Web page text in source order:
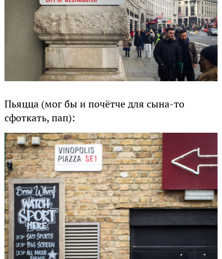
Пьяцца (мог бы и почётче для сына-то
сфоткать, пап):